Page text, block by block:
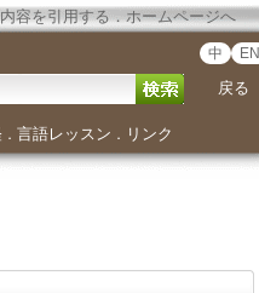
容を引用する．ホームページへ
中 EN
戻る
． 言語レッスン ． リンク